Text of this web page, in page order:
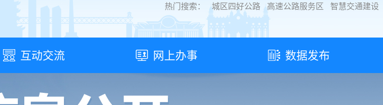
热门搜索： 城区四好公路 高速公路服务区 智慧交通建设
互动交流 网上办事 数据发布